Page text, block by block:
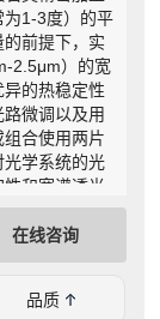
为1-3度）的平
前提下，实
2.5μm）的宽
的热稳定性
微调以及用
合使用两片
学系统的光
和宽谱透光
、空间光通信
在线咨询
品质